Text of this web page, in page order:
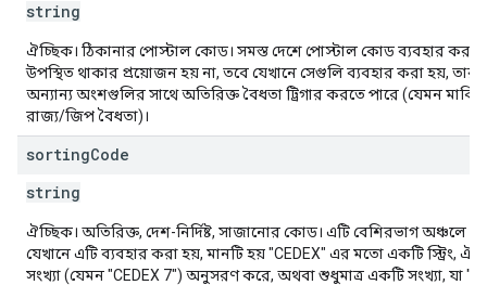
string
ঐচ্ছিক। ঠিকানার পোস্টাল কোড। সমস্ত দেশে পোস্টাল কোড ব্যবহার করা
উপস্থিত থাকার প্রয়োজন হয় না, তবে যেখানে সেগুলি ব্যবহার করা হয়, তারা
অন্যান্য অংশগুলির সাথে অতিরিক্ত বৈধতা ট্রিগার করতে পারে (যেমন মার্কিন
রাজ্য/জিপ বৈধতা)।
sortingCode
string
ঐচ্ছিক। অতিরিক্ত, দেশ-নির্দিষ্ট, সাজানোর কোড। এটি বেশিরভাগ অঞ্চলে
যেখানে এটি ব্যবহার করা হয়, মানটি হয় "CEDEX" এর মতো একটি স্ট্রিং,
সংখ্যা (যেমন "CEDEX 7") অনুসরণ করে, অথবা শুধুমাত্র একটি সংখ্যা, যা